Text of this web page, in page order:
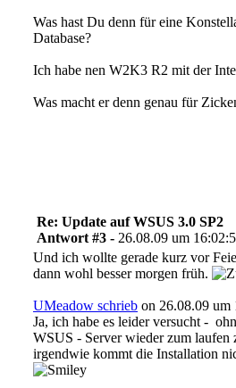
Was hast Du denn für eine
Database?
Ich habe nen W2K3 R2 mit der
Was macht er denn genau für
Re: Update auf WSUS 3.0 SP2
Antwort #3 - 26.08.09 um
Und ich wollte gerade kurz vor
dann wohl besser morgen früh.
UMeadow schrieb on 26.08.09 um
Ja, ich habe es leider versucht -
WSUS - Server wieder zum laufen
irgendwie kommt die Installation